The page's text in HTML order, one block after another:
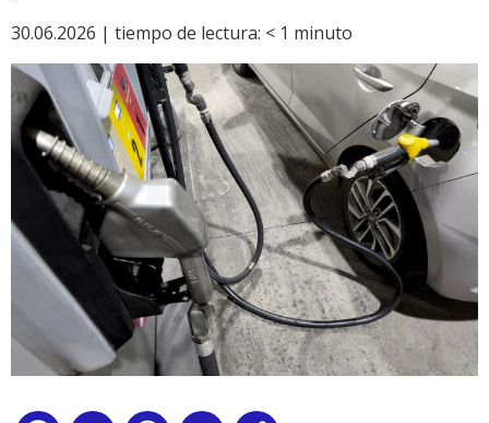
30.06.2026 | tiempo de lectura: < 1 minuto